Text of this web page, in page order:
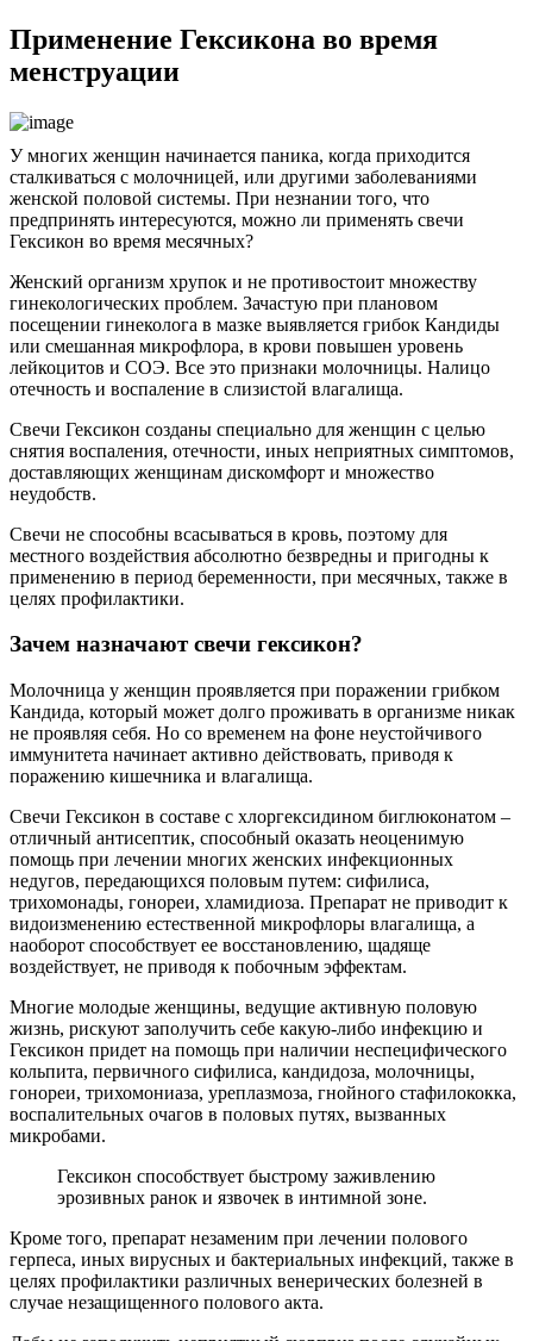
Применение Гексикона во время
менструации
У многих женщин начинается паника, когда приходится
сталкиваться с молочницей, или другими заболеваниями
женской половой системы. При незнании того, что
предпринять интересуются, можно ли применять свечи
Гексикон во время месячных?
Женский организм хрупок и не противостоит множеству
гинекологических проблем. Зачастую при плановом
посещении гинеколога в мазке выявляется грибок Кандиды
или смешанная микрофлора, в крови повышен уровень
лейкоцитов и СОЭ. Все это признаки молочницы. Налицо
отечность и воспаление в слизистой влагалища.
Свечи Гексикон созданы специально для женщин с целью
снятия воспаления, отечности, иных неприятных симптомов,
доставляющих женщинам дискомфорт и множество
неудобств.
Свечи не способны всасываться в кровь, поэтому для
местного воздействия абсолютно безвредны и пригодны к
применению в период беременности, при месячных, также в
целях профилактики.
Зачем назначают свечи гексикон?
Молочница у женщин проявляется при поражении грибком
Кандида, который может долго проживать в организме никак
не проявляя себя. Но со временем на фоне неустойчивого
иммунитета начинает активно действовать, приводя к
поражению кишечника и влагалища.
Свечи Гексикон в составе с хлоргексидином биглюконатом –
отличный антисептик, способный оказать неоценимую
помощь при лечении многих женских инфекционных
недугов, передающихся половым путем: сифилиса,
трихомонады, гонореи, хламидиоза. Препарат не приводит к
видоизменению естественной микрофлоры влагалища, а
наоборот способствует ее восстановлению, щадяще
воздействует, не приводя к побочным эффектам.
Многие молодые женщины, ведущие активную половую
жизнь, рискуют заполучить себе какую-либо инфекцию и
Гексикон придет на помощь при наличии неспецифического
кольпита, первичного сифилиса, кандидоза, молочницы,
гонореи, трихомониаза, уреплазмоза, гнойного стафилококка,
воспалительных очагов в половых путях, вызванных
микробами.
Гексикон способствует быстрому заживлению
эрозивных ранок и язвочек в интимной зоне.
Кроме того, препарат незаменим при лечении полового
герпеса, иных вирусных и бактериальных инфекций, также в
целях профилактики различных венерических болезней в
случае незащищенного полового акта.